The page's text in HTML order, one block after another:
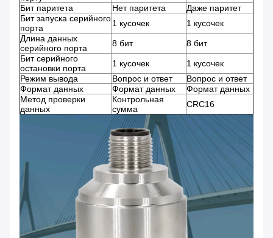
Бит паритета Нет паритета
Даже паритет
Бит запуска серийного
порта
1 кусочек
1 кусочек
Длина данных
серийного порта
8 бит
8 бит
Бит серийного
остановки порта
1 кусочек
1 кусочек
Режим вывода
Вопрос и ответ
Вопрос и ответ
Формат данных
Формат данных
Формат данных
Метод проверки
данных
Контрольная
сумма
CRC16